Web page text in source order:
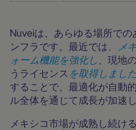
Nuveiは、あらゆる場所で
ンフラです。最近では、メ
ォーム機能を強化し 、現地
うライセンス を取得しまし
することで、最適化が自動
ル全体を通じて成長が加速し
メキシコ市場が成熟し続け